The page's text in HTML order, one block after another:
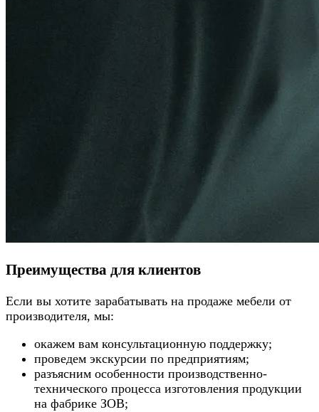
Преимущества для клиентов
Если вы хотите зарабатывать на продаже мебели от
производителя, мы:
окажем вам консультационную поддержку;
проведем экскурсии по предприятиям;
разъясним особенности производственно-
технического процесса изготовления продукции
на фабрике ЗОВ;